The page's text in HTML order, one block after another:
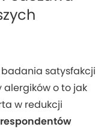
badania satysfakcji
alergików o to jak
w redukcji
respondentów